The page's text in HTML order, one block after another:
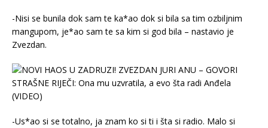
-Nisi se bunila dok sam te ka*ao dok si bila sa tim ozbiljnim
mangupom, je*ao sam te sa kim si god bila – nastavio je
Zvezdan.
-Us*ao si se totalno, ja znam ko si ti i šta si radio. Malo si